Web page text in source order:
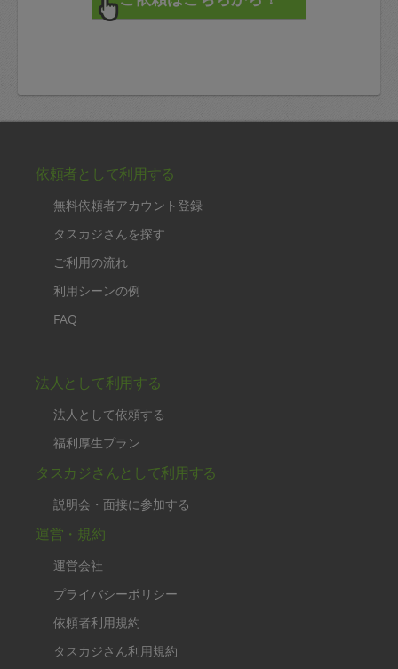
依頼者として利用する
無料依頼者アカウント登録
タスカジさんを探す
ご利用の流れ
利用シーンの例
FAQ
法人として利用する
法人として依頼する
福利厚生プラン
タスカジさんとして利用する
説明会・面接に参加する
運営・規約
運営会社
プライバシーポリシー
依頼者利用規約
タスカジさん利用規約